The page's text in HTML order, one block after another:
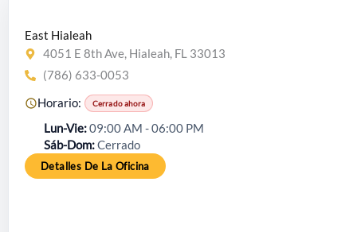
East Hialeah
4051 E 8th Ave, Hialeah, FL 33013
(786) 633-0053
Horario: Cerrado ahora
Lun-Vie 09:00 AM - 06:00 PM
Sáb-Dom Cerrado
Detalles De La Oficina